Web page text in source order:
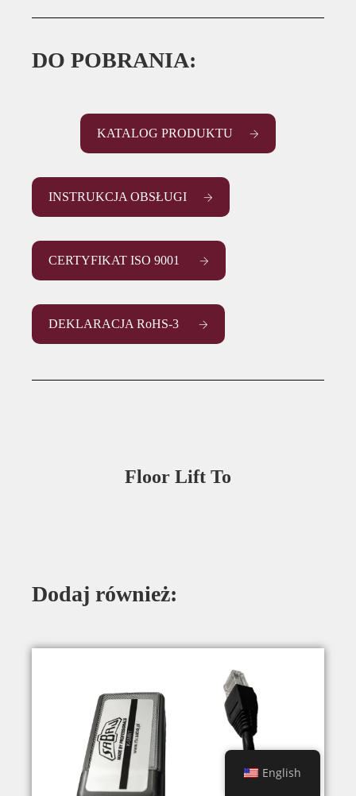
DO POBRANIA:
KATALOG PRODUKTU
INSTRUKCJA OBSŁUGI
CERTYFIKAT ISO 9001
DEKLARACJA RoHS-3
Floor Lift To
Dodaj również:
English